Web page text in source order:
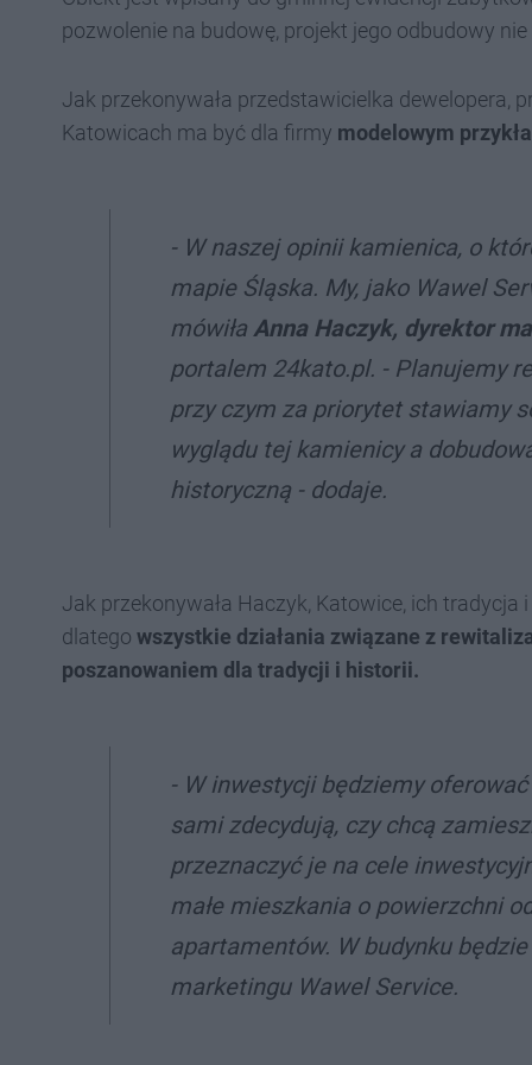
pozwolenie na budowę, projekt jego odbudowy
Jak przekonywała przedstawicielka dewelopera,
Katowicach ma być dla firmy modelowym
- W naszej opinii kamienica, o
mapie Śląska. My, jako Wawel
mówiła Anna Haczyk, dyrektor
portalem 24kato.pl. - Planujemy
przy czym za priorytet stawiamy
wyglądu tej kamienicy a
historyczną - dodaje.
Jak przekonywała Haczyk, Katowice, ich
dlatego wszystkie działania związane z
poszanowaniem dla tradycji i historii.
- W inwestycji będziemy
sami zdecydują, czy chcą
przeznaczyć je na cele
małe mieszkania o powierzchni
apartamentów. W budynku
marketingu Wawel Service.